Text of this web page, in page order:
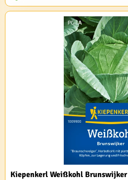
Kiepenkerl Weißkohl Brunswijker